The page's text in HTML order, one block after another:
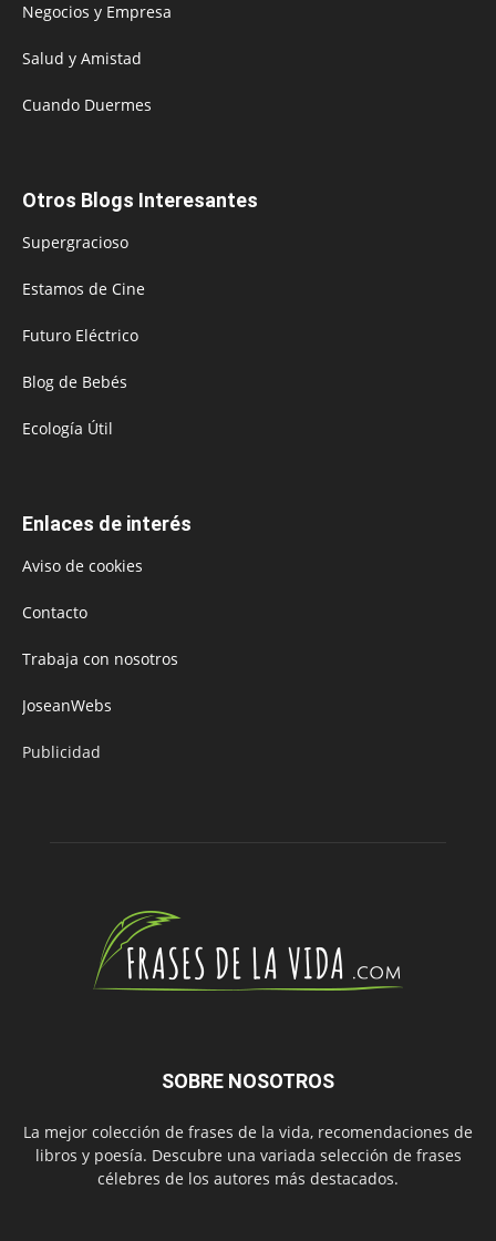
Negocios y Empresa
Salud y Amistad
Cuando Duermes
Otros Blogs Interesantes
Supergracioso
Estamos de Cine
Futuro Eléctrico
Blog de Bebés
Ecología Útil
Enlaces de interés
Aviso de cookies
Contacto
Trabaja con nosotros
JoseanWebs
Publicidad
SOBRE NOSOTROS
La mejor colección de frases de la vida, recomendaciones de
libros y poesía. Descubre una variada selección de frases
célebres de los autores más destacados.